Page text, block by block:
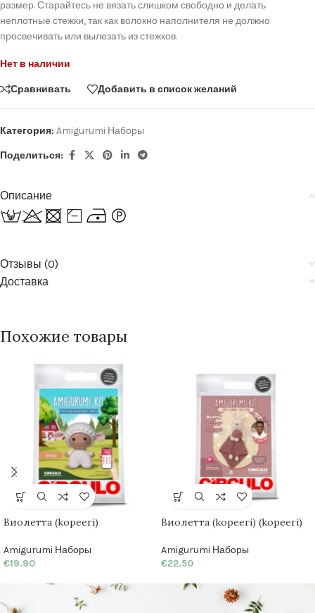
размер. Старайтесь не вязать слишком свободно и делать
неплотные стежки, так как волокно наполнителя не должно
просвечивать или вылезать из стежков.
Нет в наличии
Сравнивать Добавить в список желаний
Категория: Amigurumi Наборы
Поделиться:
Описание
Отзывы (0)
Доставка
Похожие товары
Виолетта (kopeeri)
Amigurumi Наборы
€19.90
Виолетта (kopeeri) (kopeeri)
Amigurumi Наборы
€22.50